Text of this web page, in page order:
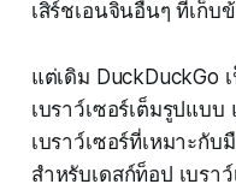
เสิร์ชเอนจินอื่นๆ ที่เก็บ
แต่เดิม DuckDuckGo
เบราว์เซอร์เต็มรูปแบ
เบราว์เซอร์ที่เหมาะกั
สำหรับเดสก์ท็อป เบรา